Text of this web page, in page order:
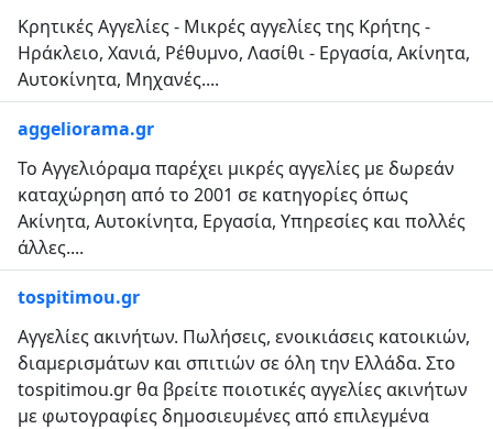
Κρητικές Αγγελίες - Μικρές αγγελίες της Κρήτης -
Ηράκλειο, Χανιά, Ρέθυμνο, Λασίθι - Εργασία, Ακίνητα,
Αυτοκίνητα, Μηχανές....
aggeliorama.gr
Το Αγγελιόραμα παρέχει μικρές αγγελίες με δωρεάν
καταχώρηση από το 2001 σε κατηγορίες όπως
Ακίνητα, Αυτοκίνητα, Εργασία, Υπηρεσίες και πολλές
άλλες....
tospitimou.gr
Αγγελίες ακινήτων. Πωλήσεις, ενοικιάσεις κατοικιών,
διαμερισμάτων και σπιτιών σε όλη την Ελλάδα. Στο
tospitimou.gr θα βρείτε ποιοτικές αγγελίες ακινήτων
με φωτογραφίες δημοσιευμένες από επιλεγμένα